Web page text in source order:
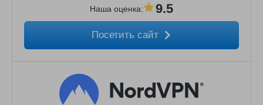
Наша оценка: 9.5
Посетить сайт